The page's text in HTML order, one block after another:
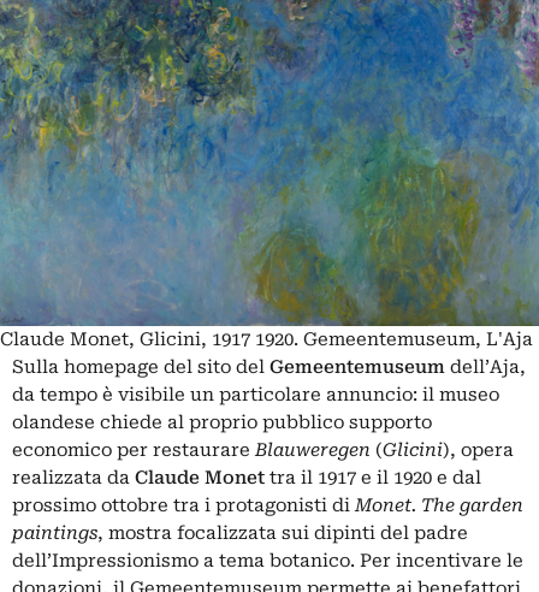
Claude Monet, Glicini, 1917 1920. Gemeentemuseum, L'Aja
Sulla homepage del sito del Gemeentemuseum dell’Aja,
da tempo è visibile un particolare annuncio: il museo
olandese chiede al proprio pubblico supporto
economico per restaurare Blauweregen (Glicini), opera
realizzata da Claude Monet tra il 1917 e il 1920 e dal
prossimo ottobre tra i protagonisti di Monet. The garden
paintings, mostra focalizzata sui dipinti del padre
dell’Impressionismo a tema botanico. Per incentivare le